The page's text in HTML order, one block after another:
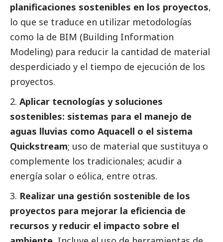
planificaciones sostenibles en los proyectos,
lo que se traduce en utilizar metodologías
como la de BIM (Building Information
Modeling) para reducir la cantidad de material
desperdiciado y el tiempo de ejecución de los
proyectos.
2. Aplicar tecnologías y soluciones
sostenibles: sistemas para el manejo de
aguas lluvias como Aquacell o el sistema
Quickstream; uso de material que sustituya o
complemente los tradicionales; acudir a
energía solar o eólica, entre otras.
3. Realizar una gestión sostenible de los
proyectos para mejorar la eficiencia de
recursos y reducir el impacto sobre el